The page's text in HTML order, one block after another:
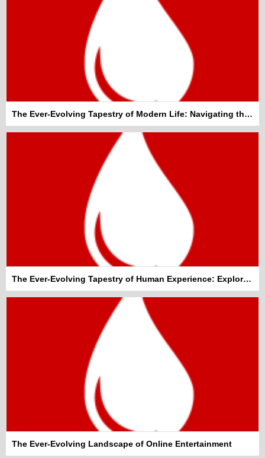
The Ever-Evolving Tapestry of Modern Life: Navigating the Everyday Wonders
The Ever-Evolving Tapestry of Human Experience: Exploring General Topics That Shape Our World
The Ever-Evolving Landscape of Online Entertainment